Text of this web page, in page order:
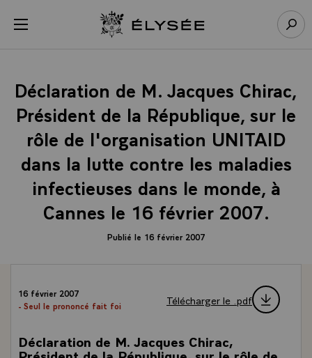
menu Retour à l’accueil Élysée
Déclaration de M. Jacques Chirac,
Président de la République, sur le
rôle de l'organisation UNITAID
dans la lutte contre les maladies
infectieuses dans le monde, à
Cannes le 16 février 2007.
Publié le 16 février 2007
16 février 2007
- Seul le prononcé fait foi
Télécharger le .pdf
Déclaration de M. Jacques Chirac,
Panneau de gestion des cookies